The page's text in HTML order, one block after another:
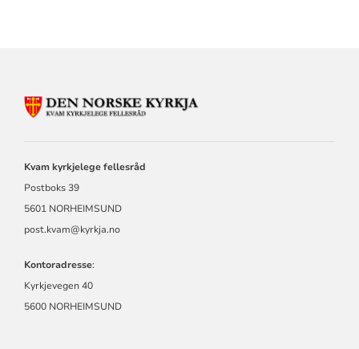
Kvam kyrkjelege fellesråd
Postboks 39
5601 NORHEIMSUND
post.kvam@kyrkja.no
Kontoradresse:
Kyrkjevegen 40
5600 NORHEIMSUND